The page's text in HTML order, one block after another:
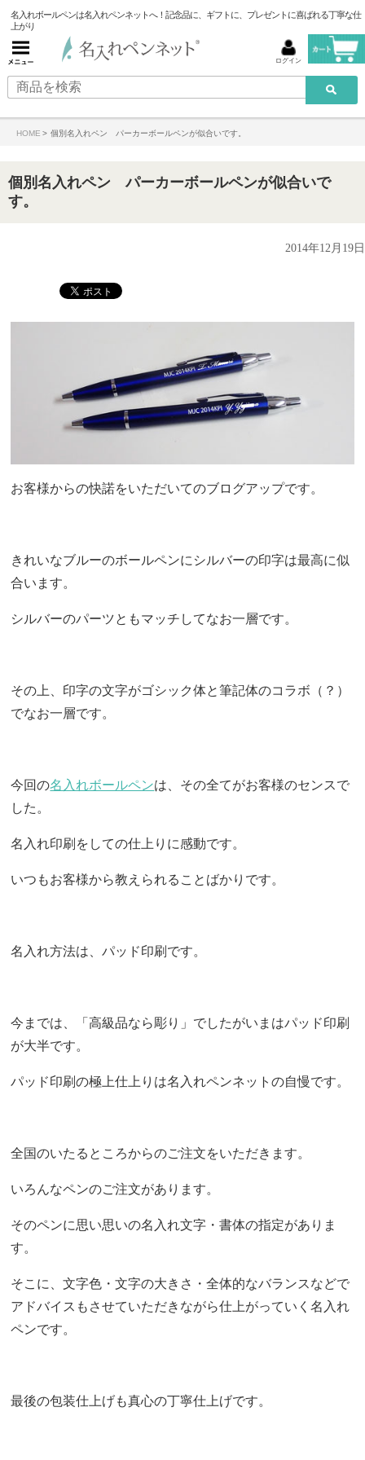
名入れボールペンは名入れペンネットへ！記念品に、ギフトに、プレゼントに喜ばれる丁寧な仕
上がり
ログイン
HOME > 個別名入れペン パーカーボールペンが似合いです。
個別名入れペン パーカーボールペンが似合いで
す。
2014年12月19日
お客様からの快諾をいただいてのブログアップです。
きれいなブルーのボールペンにシルバーの印字は最高に似
合います。
シルバーのパーツともマッチしてなお一層です。
その上、印字の文字がゴシック体と筆記体のコラボ（？）
でなお一層です。
今回の名入れボールペンは、その全てがお客様のセンスで
した。
名入れ印刷をしての仕上りに感動です。
いつもお客様から教えられることばかりです。
名入れ方法は、パッド印刷です。
今までは、「高級品なら彫り」でしたがいまはパッド印刷
が大半です。
パッド印刷の極上仕上りは名入れペンネットの自慢です。
全国のいたるところからのご注文をいただきます。
いろんなペンのご注文があります。
そのペンに思い思いの名入れ文字・書体の指定がありま
す。
そこに、文字色・文字の大きさ・全体的なバランスなどで
アドバイスもさせていただきながら仕上がっていく名入れ
ペンです。
最後の包装仕上げも真心の丁寧仕上げです。